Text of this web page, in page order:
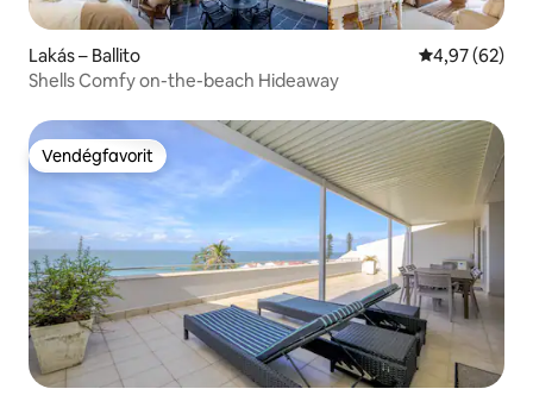
Lakás – Ballito Átlagos
4,97 (62)
Shells Comfy on-the-beach Hideaway
Vendégfavorit
Vendégfavorit